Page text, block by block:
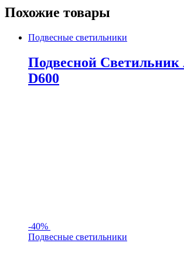
Похожие товары
Подвесные светильники
Подвесной Светильник
D600
-40%
Подвесные светильники